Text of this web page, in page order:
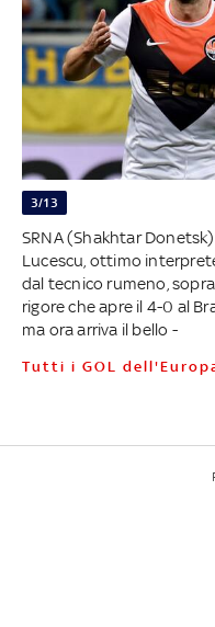
3/13
SRNA (Shakhtar
Lucescu, ottimo
dal tecnico rumeno,
rigore che apre il 4-0 al
ma ora arriva il bello -
Tutti i GOL